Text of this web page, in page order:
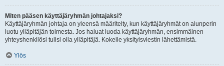
Miten pääsen käyttäjäryhmän johtajaksi?
Käyttäjäryhmän johtaja on yleensä määritelty, kun käyttäjäryhmät on alunperin
luotu ylläpitäjän toimesta. Jos haluat luoda käyttäjäryhmän, ensimmäinen
yhteyshenkilösi tulisi olla ylläpitäjä. Kokeile yksityisviestin lähettämistä.
Ylös